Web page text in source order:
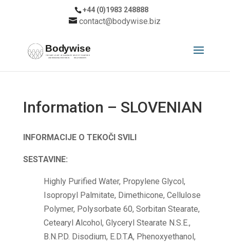
+44 (0)1983 248888
contact@bodywise.biz
Information – SLOVENIAN
INFORMACIJE O TEKOČI SVILI
SESTAVINE:
Highly Purified Water, Propylene Glycol,
Isopropyl Palmitate, Dimethicone, Cellulose
Polymer, Polysorbate 60, Sorbitan Stearate,
Cetearyl Alcohol, Glyceryl Stearate N.S.E.,
B.N.P.D. Disodium, E.D.T.A, Phenoxyethanol,